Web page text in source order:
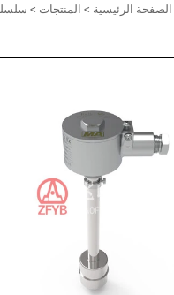
الصفحة الرئيسية > المنتجات >